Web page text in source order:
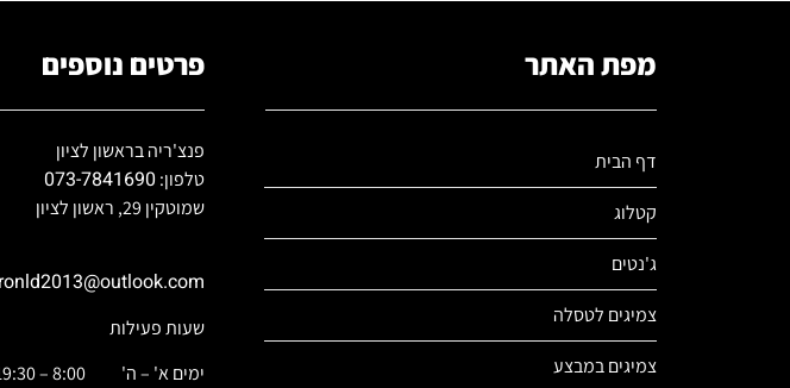
מפת האתר
דף הבית
קטלוג
ג'נטים
צמיגים לטסלה
צמיגים במבצע
פרטים נוספים
פנצ'ריה בראשון לציון
טלפון:073-7841690
שמוטקין 29, ראשון לציון
שעות פעילות
ימים א' – ה' 8:00 – 19:30